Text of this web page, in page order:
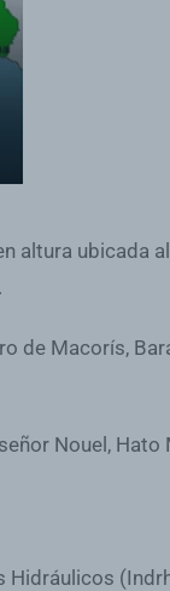
altura ubicada
de Macorís,
Nouel,